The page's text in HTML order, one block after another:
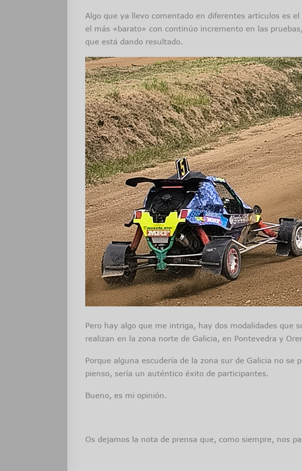
Algo que ya llevo comentado en diferentes artículos es
el más «barato» con continúo incremento en las
que está dando resultado.
Pero hay algo que me intriga, hay dos modalidades que
realizan en la zona norte de Galicia, en Pontevedra y
Porque alguna escudería de la zona sur de Galicia no
pienso, sería un auténtico éxito de participantes.
Bueno, es mi opinión.
Os dejamos la nota de prensa que, como siempre, nos